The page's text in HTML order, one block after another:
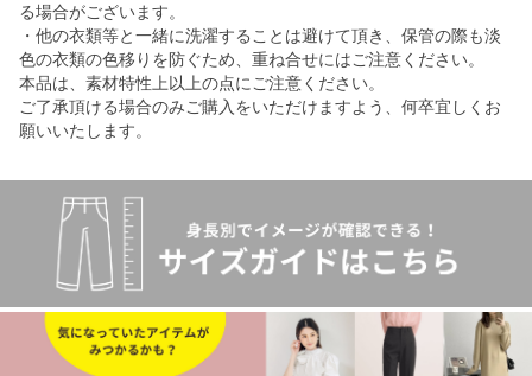
る場合がございます。
・他の衣類等と一緒に洗濯することは避けて頂き、保管の際も淡
色の衣類の色移りを防ぐため、重ね合せにはご注意ください。
本品は、素材特性上以上の点にご注意ください。
ご了承頂ける場合のみご購入をいただけますよう、何卒宜しくお
願いいたします。